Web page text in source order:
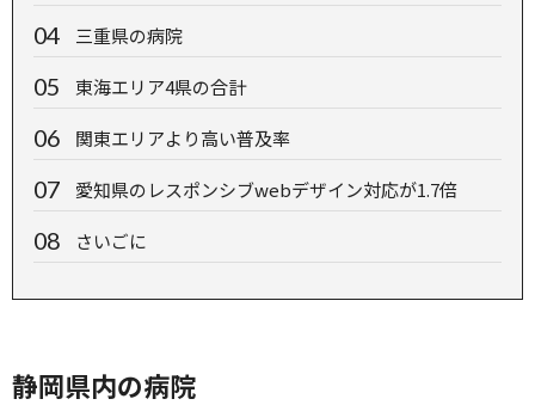
三重県の病院
東海エリア4県の合計
関東エリアより高い普及率
愛知県のレスポンシブwebデザイン対応が1.7倍
さいごに
静岡県内の病院